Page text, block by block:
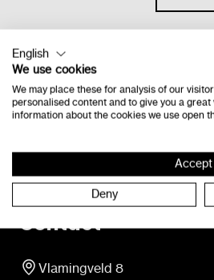
Contact
Vlamingveld 8
English
We use cookies
We may place these for analysis of our
personalised content and to give you a
information about the cookies we use open
Accept
Deny